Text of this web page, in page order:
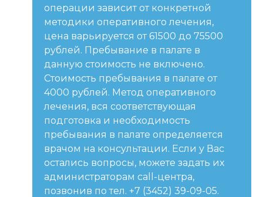
операции зависит от конкретной
методики оперативного лечения,
цена варьируется от 61500 до 75500
рублей. Пребывание в палате в
данную стоимость не включено.
Стоимость пребывания в палате от
4000 рублей. Метод оперативного
лечения, вся соответствующая
подготовка и необходимость
пребывания в палате определяется
врачом на консультации. Если у Вас
остались вопросы, можете задать их
администраторам call-центра,
позвонив по тел. +7 (3452) 39-09-05.